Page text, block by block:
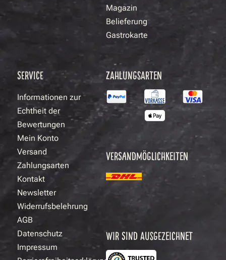
Magazin
Belieferung
Gastrokarte
SERVICE
Informationen zur
Echtheit der
Bewertungen
Mein Konto
Versand
Zahlungsarten
Kontakt
Newsletter
Widerrufsbelehrung
AGB
Datenschutz
Impressum
ZAHLUNGSARTEN
VERSANDMÖGLICHKEITEN
WIR SIND AUSGEZEICHNET